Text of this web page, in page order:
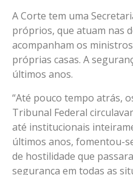
A Corte tem uma
próprios, que atuam nas
acompanham os
próprias casas. A
últimos anos.
“Até pouco tempo atrás,
Tribunal Federal
até institucionais
últimos anos, fomentou-
de hostilidade que
segurança em todas as